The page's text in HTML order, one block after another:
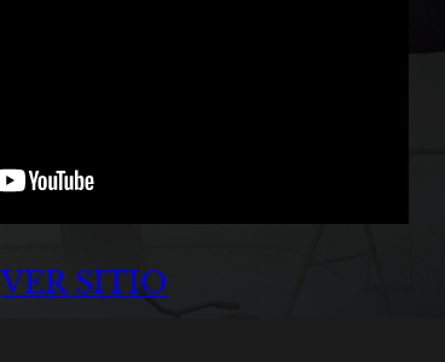
VER SITIO